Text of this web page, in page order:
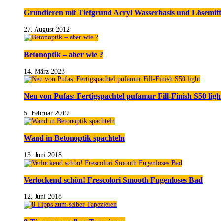
Grundieren mit Tiefgrund Acryl Wasserbasis und
27. August 2012
Betonoptik – aber wie ?
14. März 2023
Neu von Pufas: Fertigspachtel pufamur Fill-Finish S50
5. Februar 2019
Wand in Betonoptik spachteln
13. Juni 2018
Verlockend schön! Frescolori Smooth Fugenloses Bad
12. Juni 2018